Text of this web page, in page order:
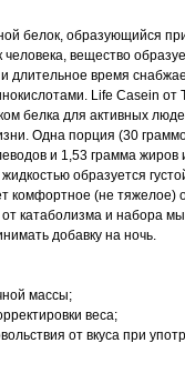
белок, образующийся
вещество
и длительное время
Life Casein от
белка для активных
Одна порция (30
и 1,53 грамма жиров
образуется
комфортное (не тяжелое)
катаболизма и набора
добавку на ночь.
массы;
веса;
от вкуса при